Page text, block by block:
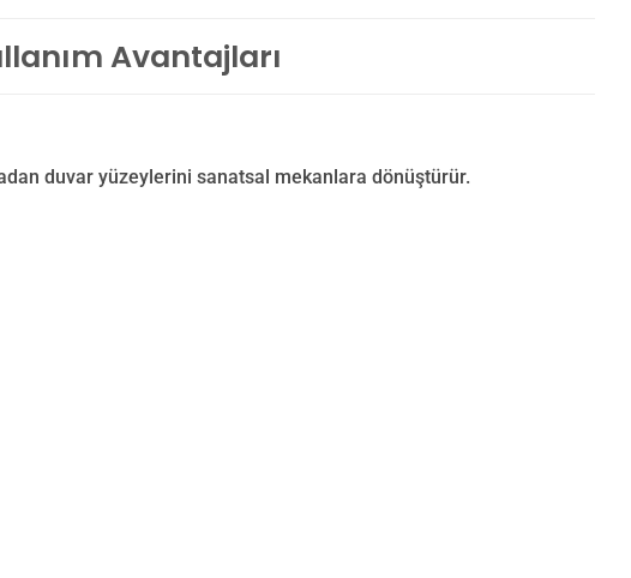
Avantajları
duvar yüzeylerini sanatsal mekanlara dönüştürür.